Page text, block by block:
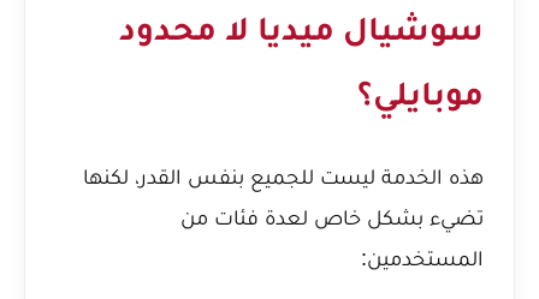
سوشيال ميديا لا محدود
موبايلي؟
هذه الخدمة ليست للجميع بنفس القدر، لكنها
تضيء بشكل خاص لعدة فئات من
المستخدمين: